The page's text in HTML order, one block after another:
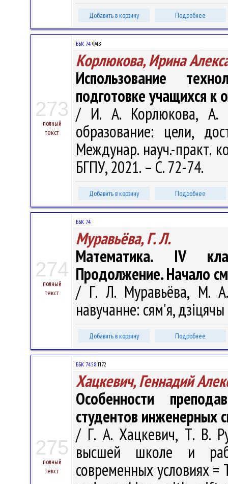
Добавить в корзину Подробнее
273
полный
текст
ББК 74.Ф48
Корлюкова, Ирина
Использование
подготовке учащихся
/ И. А. Корлюкова, А.
образование: цели,
Междунар. науч.-практ.
БГПУ, 2021. – С. 72-74.
Добавить в корзину Подробнее
274
полный
текст
ББК 74
Муравьёва, Г. Л.
Математика. IV
Продолжение. Начало
/ Г. Л. Муравьёва, М.
навучанне: сям'я,
Добавить в корзину Подробнее
275
полный
текст
ББК 74.58 П72
Хацкевич, Геннадий
Особенности
студентов инженерных
/ Г. А. Хацкевич, Т. В.
высшей школе и
современных условиях